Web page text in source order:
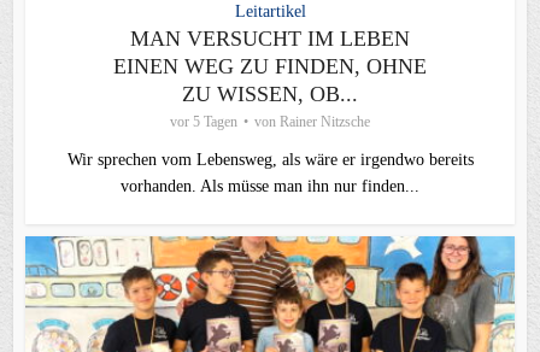
Leitartikel
MAN VERSUCHT IM LEBEN
EINEN WEG ZU FINDEN, OHNE
ZU WISSEN, OB...
vor 5 Tagen von Rainer Nitzsche
Wir sprechen vom Lebensweg, als wäre er irgendwo bereits
vorhanden. Als müsse man ihn nur finden...